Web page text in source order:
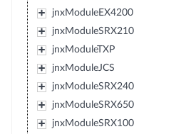
jnxModuleEX4200
jnxModuleSRX210
jnxModuleTXP
jnxModuleJCS
jnxModuleSRX240
jnxModuleSRX650
jnxModuleSRX100